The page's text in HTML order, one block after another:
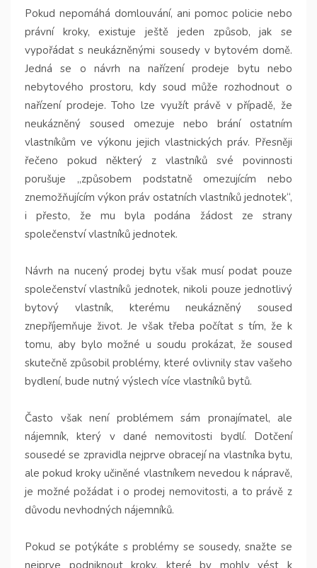
Pokud nepomáhá domlouvání, ani pomoc policie nebo
právní kroky, existuje ještě jeden způsob, jak se
vypořádat s neukázněnými sousedy v bytovém domě.
Jedná se o návrh na nařízení prodeje bytu nebo
nebytového prostoru, kdy soud může rozhodnout o
nařízení prodeje. Toho lze využít právě v případě, že
neukázněný soused omezuje nebo brání ostatním
vlastníkům ve výkonu jejich vlastnických práv. Přesněji
řečeno pokud některý z vlastníků své povinnosti
porušuje „způsobem podstatně omezujícím nebo
znemožňujícím výkon práv ostatních vlastníků jednotek“,
i přesto, že mu byla podána žádost ze strany
společenství vlastníků jednotek.
Návrh na nucený prodej bytu však musí podat pouze
společenství vlastníků jednotek, nikoli pouze jednotlivý
bytový vlastník, kterému neukázněný soused
znepříjemňuje život. Je však třeba počítat s tím, že k
tomu, aby bylo možné u soudu prokázat, že soused
skutečně způsobil problémy, které ovlivnily stav vašeho
bydlení, bude nutný výslech více vlastníků bytů.
Často však není problémem sám pronajímatel, ale
nájemník, který v dané nemovitosti bydlí. Dotčení
sousedé se zpravidla nejprve obracejí na vlastníka bytu,
ale pokud kroky učiněné vlastníkem nevedou k nápravě,
je možné požádat i o prodej nemovitosti, a to právě z
důvodu nevhodných nájemníků.
Pokud se potýkáte s problémy se sousedy, snažte se
nejprve podniknout kroky, které by mohly vést k